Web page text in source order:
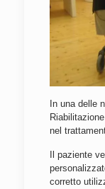
In una delle
nel
Il paziente
corretto